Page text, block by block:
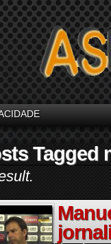
Tagged